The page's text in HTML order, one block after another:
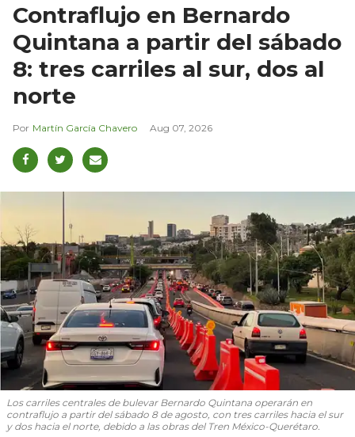
Contraflujo en Bernardo
Quintana a partir del sábado
8: tres carriles al sur, dos al
norte
Martín García Chavero Aug 07, 2026
Los carriles centrales de bulevar Bernardo Quintana operarán en
contraflujo a partir del sábado 8 de agosto, con tres carriles hacia el sur
y dos hacia el norte, debido a las obras del Tren México-Querétaro.